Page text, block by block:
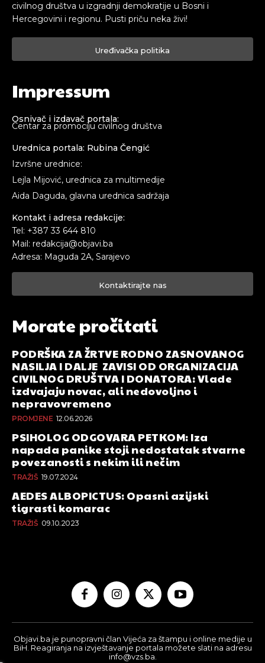
civilnog društva u izgradnji demokratije u Bosni i
Hercegovini i regionu. Pusti priču neka živi!
Uređivačka politika
Impressum
Osnivač i izdavač portala:
Centar za promociju civilnog društva
Urednica portala: Rubina Čengić
Izvršne urednice:
Lejla Mijović, urednica za multimedije
Aida Daguda, glavna urednica sadržaja
Kontakt i adresa redakcije:
Tel: +387 33 644 810
Mail: redakcija@objavi.ba
Adresa: Maguda 2A, Sarajevo
Kontaktirajte nas
Morate pročitati
PODRŠKA ZA ŽRTVE RODNO ZASNOVANOG
NASILJA I DALJE ZAVISI OD ORGANIZACIJA
CIVILNOG DRUŠTVA I DONATORA: Vlade
izdvajaju novac, ali nedovoljno i
nepravovremeno
PROMJENE 12.06.2026
PSIHOLOG ODGOVARA PETKOM: Iza
napada panike stoji nedostatak stvarne
povezanosti s nekim ili nečim
TRAŽIŠ 19.07.2024
AEDES ALBOPICTUS: Opasni azijski
tigrasti komarac
TRAŽIŠ 09.10.2023
Objavi.ba je punopravni član Vijeća za štampu i online medije u
BiH. Reagiranja na izvještavanje portala možete slati na adresu
info@vzs.ba.